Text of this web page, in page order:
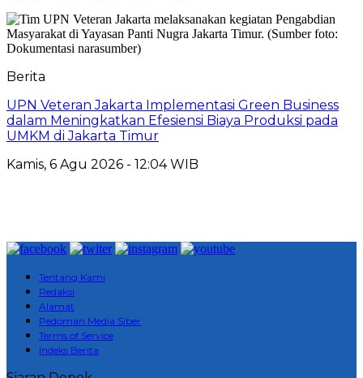
Berita
UPN Veteran Jakarta Implementasi Green Business
dalam Meningkatkan Efesiensi Biaya Produksi pada
UMKM di Jakarta Timur
Kamis, 6 Agu 2026 - 12:04 WIB
Tentang Kami
Redaksi
Alamat
Pedoman Media Siber
Terms of Service
Indeks Berita